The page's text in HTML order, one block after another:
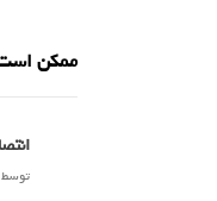
ممکن
توسط